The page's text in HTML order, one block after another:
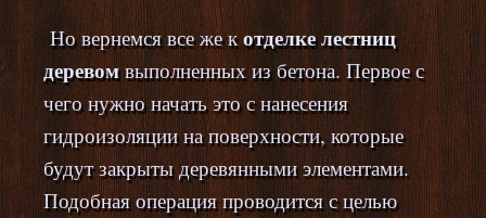
Но вернемся все же котделке лестниц
деревомвыполненных из бетона. Первое с
чего нужно начать это с нанесения
гидроизоляции на поверхности, которые
будут закрыты деревянными элементами.
Подобная операция проводится с целью